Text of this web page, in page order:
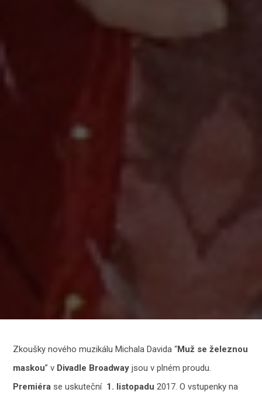
Zkoušky nového muzikálu Michala Davida “Muž se železnou
maskou” v Divadle Broadway jsou v plném proudu.
Premiéra se uskuteční 1. listopadu 2017. O vstupenky na